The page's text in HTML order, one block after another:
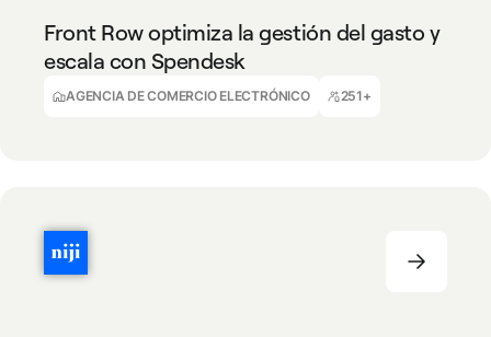
Front Row optimiza la gestión del gasto y
escala con Spendesk
AGENCIA DE COMERCIO ELECTRÓNICO 251+
Nicoletta Hinrichs
Senior Finance Manager, Front Row